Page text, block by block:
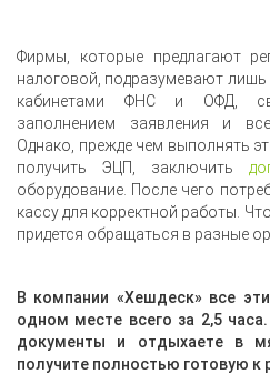
Фирмы, которые предлагают
налоговой, подразумевают
кабинетами ФНС и ОФД,
заполнением заявления и
Однако, прежде чем выполнять
получить ЭЦП, заключить
оборудование. После чего
кассу для корректной работы.
придется обращаться в разные
В компании «Хешдеск» все
одном месте всего за 2,5
документы и отдыхаете в
получите полностью готовую к